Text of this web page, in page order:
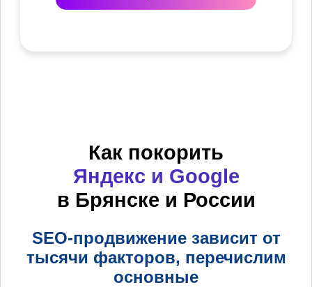
Как покорить
Яндекс и Google
в Брянске и России
SEO-продвижение зависит от
тысячи факторов, перечислим
основные